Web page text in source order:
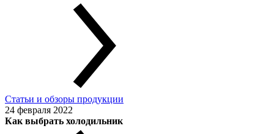
Статьи и обзоры продукции
24 февраля 2022
Как выбрать холодильник